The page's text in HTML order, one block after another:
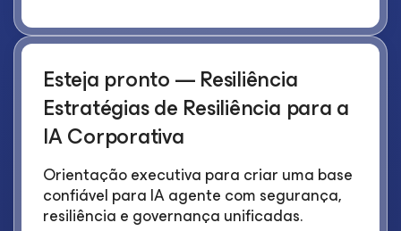
Esteja pronto — Resiliência
Estratégias de Resiliência para a
IA Corporativa
Orientação executiva para criar uma base
confiável para IA agente com segurança,
resiliência e governança unificadas.